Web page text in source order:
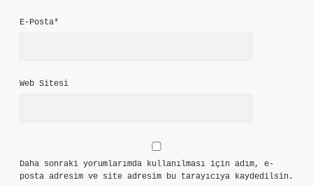
E-Posta*
Web Sitesi
Daha sonraki yorumlarımda kullanılması için adım, e-
posta adresim ve site adresim bu tarayıcıya kaydedilsin.